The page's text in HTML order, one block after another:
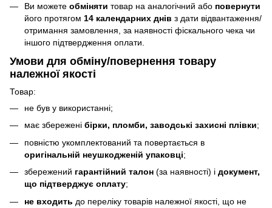
Ви можете обміняти товар на аналогічний або повернути
його протягом 14 календарних днів з дати відвантаження/
отримання замовлення, за наявності фіскального чека чи
іншого підтвердження оплати.
Умови для обміну/повернення товару
належної якості
Товар:
не був у використанні;
має збережені бірки, пломби, заводські захисні плівки;
повністю укомплектований та повертається в
оригінальній неушкодженій упаковці;
збережений гарантійний талон (за наявності) і документ,
що підтверджує оплату;
не входить до переліку товарів належної якості, що не